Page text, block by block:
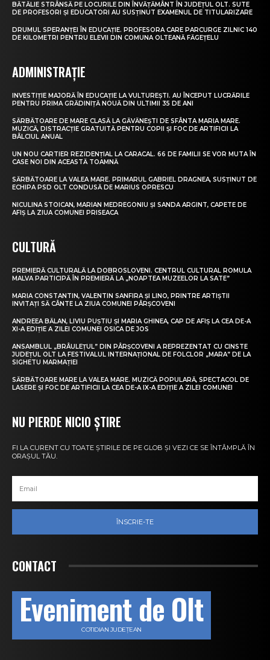
BĂTĂLIE STRÂNSĂ PE LOCURILE DIN ÎNVĂȚĂMÂNT ÎN JUDEȚUL OLT. SUTE
DE PROFESORI ȘI EDUCATORI AU SUSȚINUT EXAMENUL DE TITULARIZARE
DRUMUL SPERANȚEI ÎN EDUCAȚIE. PROFESORA CARE PARCURGE ZILNIC 140
DE KILOMETRI PENTRU ELEVII DIN COMUNA OLTEANĂ FĂGEȚELU
ADMINISTRAȚIE
INVESTIȚIE MAJORĂ ÎN EDUCAȚIE LA VULTUREȘTI. AU ÎNCEPUT LUCRĂRILE
PENTRU PRIMA GRĂDINIȚĂ NOUĂ DIN ULTIMII 35 DE ANI
SĂRBĂTOARE DE MARE CLASĂ LA GĂVĂNEȘTI DE SFÂNTA MARIA MARE.
MUZICĂ, DISTRACȚIE GRATUITĂ PENTRU COPII ȘI FOC DE ARTIFICII LA
BÂLCIUL ANUAL
UN NOU CARTIER REZIDENȚIAL LA CARACAL. 66 DE FAMILII SE VOR MUTA ÎN
CASE NOI DIN ACEASTĂ TOAMNĂ
SĂRBĂTOARE LA VALEA MARE. PRIMARUL GABRIEL DRAGNEA, SUSȚINUT DE
ECHIPA PSD OLT CONDUSĂ DE MARIUS OPRESCU
NICULINA STOICAN, MARIAN MEDREGONIU ȘI SANDA ARGINT, CAPETE DE
AFIȘ LA ZIUA COMUNEI PRISEACA
CULTURĂ
PREMIERĂ CULTURALĂ LA DOBROSLOVENI. CENTRUL CULTURAL ROMULA
MALVA PARTICIPĂ ÎN PREMIERĂ LA „NOAPTEA MUZEELOR LA SATE”
MARIA CONSTANTIN, VALENTIN SANFIRA ȘI LINO, PRINTRE ARTIȘTII
INVITAȚI SĂ CÂNTE LA ZIUA COMUNEI PÂRȘCOVENI
ANDREEA BĂLAN, LIVIU PUȘTIU ȘI MARIA GHINEA, CAP DE AFIȘ LA CEA DE-A
XI-A EDIȚIE A ZILEI COMUNEI OSICA DE JOS
ANSAMBLUL „BRÂULEȚUL” DIN PÂRȘCOVENI A REPREZENTAT CU CINSTE
JUDEȚUL OLT LA FESTIVALUL INTERNAȚIONAL DE FOLCLOR „MARA” DE LA
SIGHETU MARMAȚIEI
SĂRBĂTOARE MARE LA VALEA MARE. MUZICĂ POPULARĂ, SPECTACOL DE
LASERE ȘI FOC DE ARTIFICII LA CEA DE-A IX-A EDIȚIE A ZILEI COMUNEI
NU PIERDE NICIO ȘTIRE
FI LA CURENT CU TOATE ȘTIRILE DE PE GLOB ȘI VEZI CE SE ÎNTÂMPLĂ ÎN
ORAȘUL TĂU.
ÎNSCRIE-TE
CONTACT
Eveniment de Olt
COTIDIAN JUDEȚEAN